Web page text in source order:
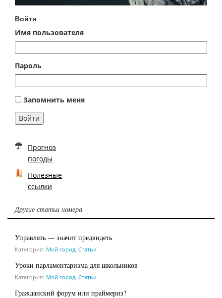
Войти
Имя пользователя
Пароль
Запомнить меня
Войти
Прогноз
погоды
Полезные
ссылки
Другие статьи номера
Управлять — значит предвидеть
Категория: Мой город Статьи
Уроки парламентаризма для школьников
Категория: Мой город Статьи
Гражданский форум или праймериз?